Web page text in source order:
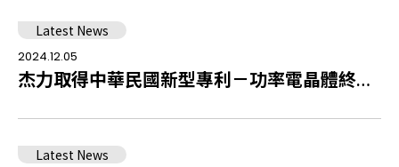
Latest News
2024.12.05
杰力取得中華民國新型專利－功率電晶體終端區結構設計
Latest News